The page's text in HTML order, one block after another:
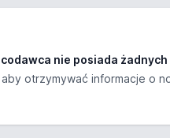
nie posiada
aby otrzymywać informacje o